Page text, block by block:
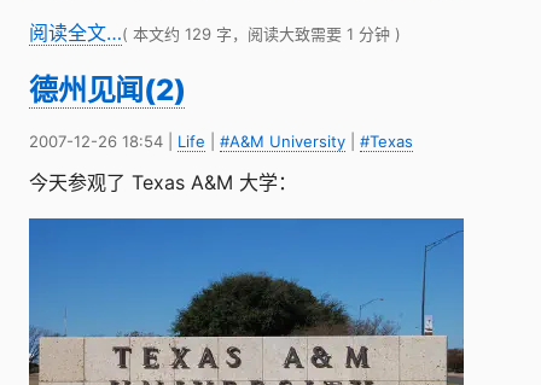
阅读全文…( 本文约 129 字，阅读大致需要 1 分钟 )
德州见闻(2)
2007-12-26 18:54 Life #A&M University #Texas
今天参观了 Texas A&M 大学：